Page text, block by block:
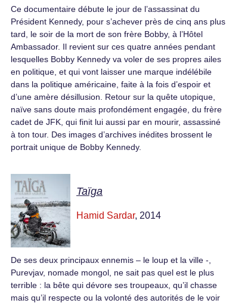
Ce documentaire débute le jour de l’assassinat du
Président Kennedy, pour s’achever près de cinq ans plus
tard, le soir de la mort de son frère Bobby, à l’Hôtel
Ambassador. Il revient sur ces quatre années pendant
lesquelles Bobby Kennedy va voler de ses propres ailes
en politique, et qui vont laisser une marque indélébile
dans la politique américaine, faite à la fois d’espoir et
d’une amère désillusion. Retour sur la quête utopique,
naïve sans doute mais profondément engagée, du frère
cadet de JFK, qui finit lui aussi par en mourir, assassiné
à ton tour. Des images d’archives inédites brossent le
portrait unique de Bobby Kennedy.
Taïga
Hamid Sardar, 2014
De ses deux principaux ennemis – le loup et la ville -,
Purevjav, nomade mongol, ne sait pas quel est le plus
terrible : la bête qui dévore ses troupeaux, qu’il chasse
mais qu’il respecte ou la volonté des autorités de le voir